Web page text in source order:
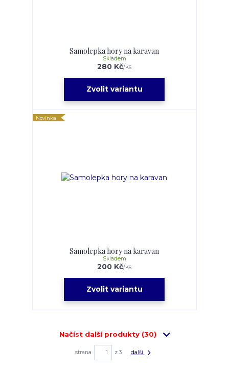
Samolepka hory na karavan
280 Kč/ks
Skladem
Zvolit variantu
Novinka
Samolepka hory na karavan
200 Kč/ks
Skladem
Zvolit variantu
Načíst další produkty (30)
strana z 3 další